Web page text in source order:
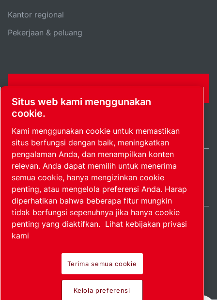
Kantor regional
Pekerjaan & peluang
FORMULIR KONTAK
Peta situsKelola preferensi© 2026 Hak Cipta.
Indonesia / IN
Produk perintis.
Diterapkan dengan
Situs web kami menggunakan
cookie.
Kami menggunakan cookie untuk memastikan
situs berfungsi dengan baik, meningkatkan
pengalaman Anda, dan menampilkan konten
relevan. Anda dapat memilih untuk menerima
semua cookie, hanya mengizinkan cookie
penting, atau mengelola preferensi Anda. Harap
diperhatikan bahwa beberapa fitur mungkin
tidak berfungsi sepenuhnya jika hanya cookie
penting yang diaktifkan. Lihat kebijakan privasi
kami
Terima semua cookie
Kelola preferensi